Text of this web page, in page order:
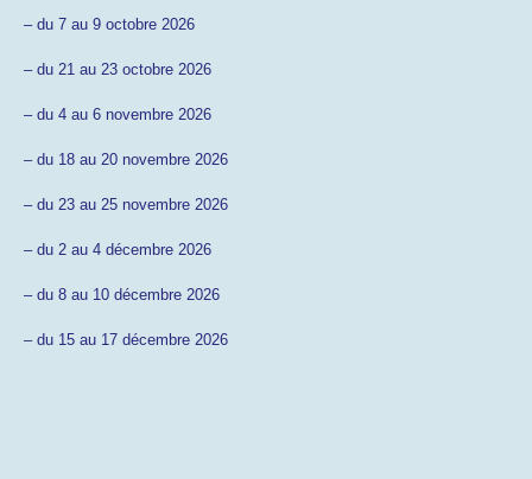
– du 7 au 9 octobre 2026
– du 21 au 23 octobre 2026
– du 4 au 6 novembre 2026
– du 18 au 20 novembre 2026
– du 23 au 25 novembre 2026
– du 2 au 4 décembre 2026
– du 8 au 10 décembre 2026
– du 15 au 17 décembre 2026